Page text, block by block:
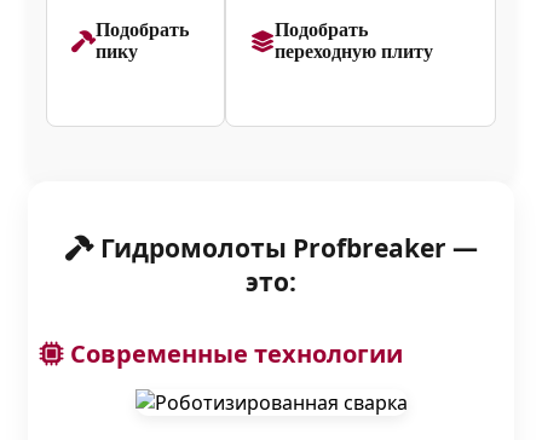
Подобрать
пику
Подобрать
переходную плиту
Гидромолоты Profbreaker —
это:
Современные технологии